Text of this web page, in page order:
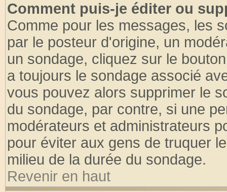
Comment puis-je éditer ou
Comme pour les messages, les
par le posteur d'origine, un
un sondage, cliquez sur le
a toujours le sondage associé
vous pouvez alors supprimer le
du sondage, par contre, si une
modérateurs et administrateurs
pour éviter aux gens de truquer
milieu de la durée du sondage.
Revenir en haut